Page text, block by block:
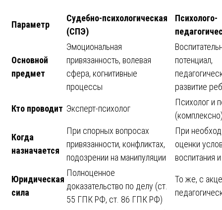
Параметр
Судебно-психологическая
(СПЭ)
Психолого-
Основной
предмет
Эмоциональная
привязанность, волевая
сфера, когнитивные
процессы
потенциал,
развитие
Кто проводит Эксперт-психолог
Психолог и
Когда
назначается
При спорных вопросах
привязанности, конфликтах,
подозрении на манипуляции
При
оценки
воспитания
Юридическая
сила
Полноценное
доказательство по делу (ст.
55 ГПК РФ, ст. 86 ГПК РФ)
То же, с